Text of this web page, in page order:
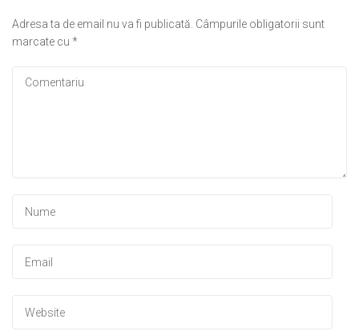
Adresa ta de email nu va fi publicată. Câmpurile obligatorii sunt
marcate cu *